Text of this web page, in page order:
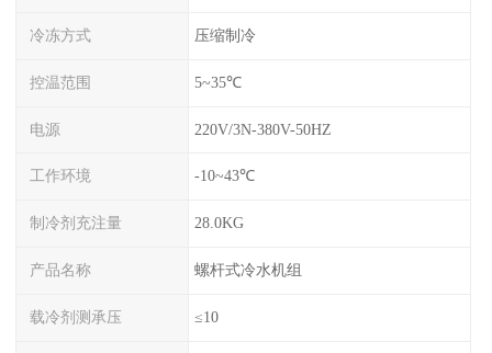
冷冻方式 压缩制冷
控温范围 5~35℃
电源 220V/3N-380V-50HZ
工作环境 -10~43℃
制冷剂充注量 28.0KG
产品名称 螺杆式冷水机组
载冷剂测承压 ≤10